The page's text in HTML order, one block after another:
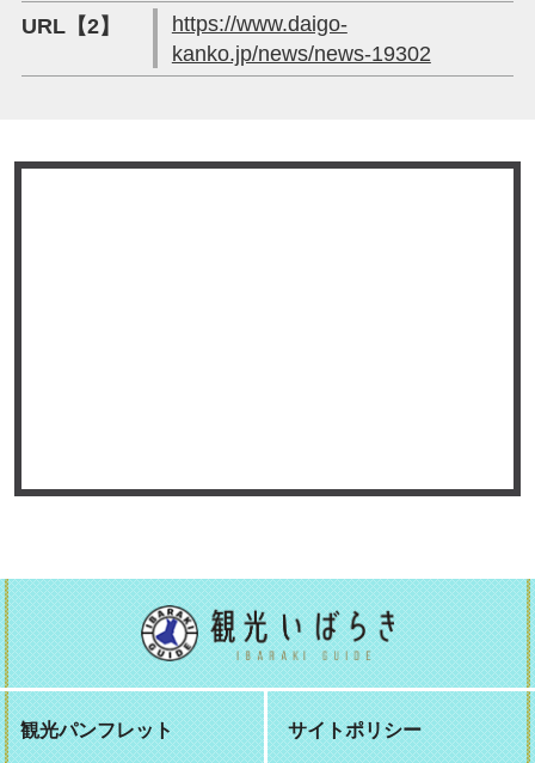
URL【2】
https://www.daigo-
kanko.jp/news/news-19302
観光パンフレット サイトポリシー